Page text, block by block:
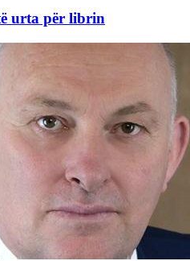
urta për librin